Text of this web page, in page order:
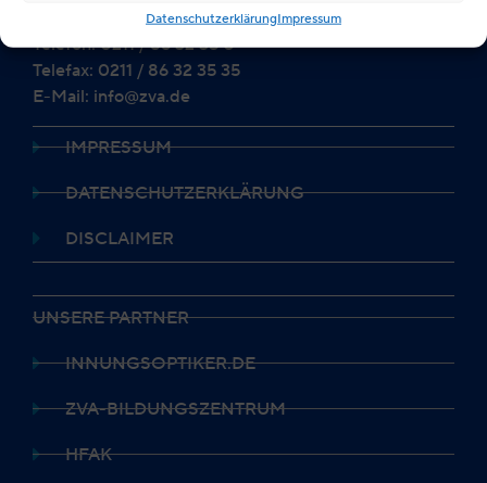
DatenschutzerklärungImpressum
Telefon: 0211 / 86 32 35 0
Telefax: 0211 / 86 32 35 35
E-Mail: info@zva.de
IMPRESSUM
DATENSCHUTZERKLÄRUNG
DISCLAIMER
UNSERE PARTNER
INNUNGSOPTIKER.DE
ZVA-BILDUNGSZENTRUM
HFAK